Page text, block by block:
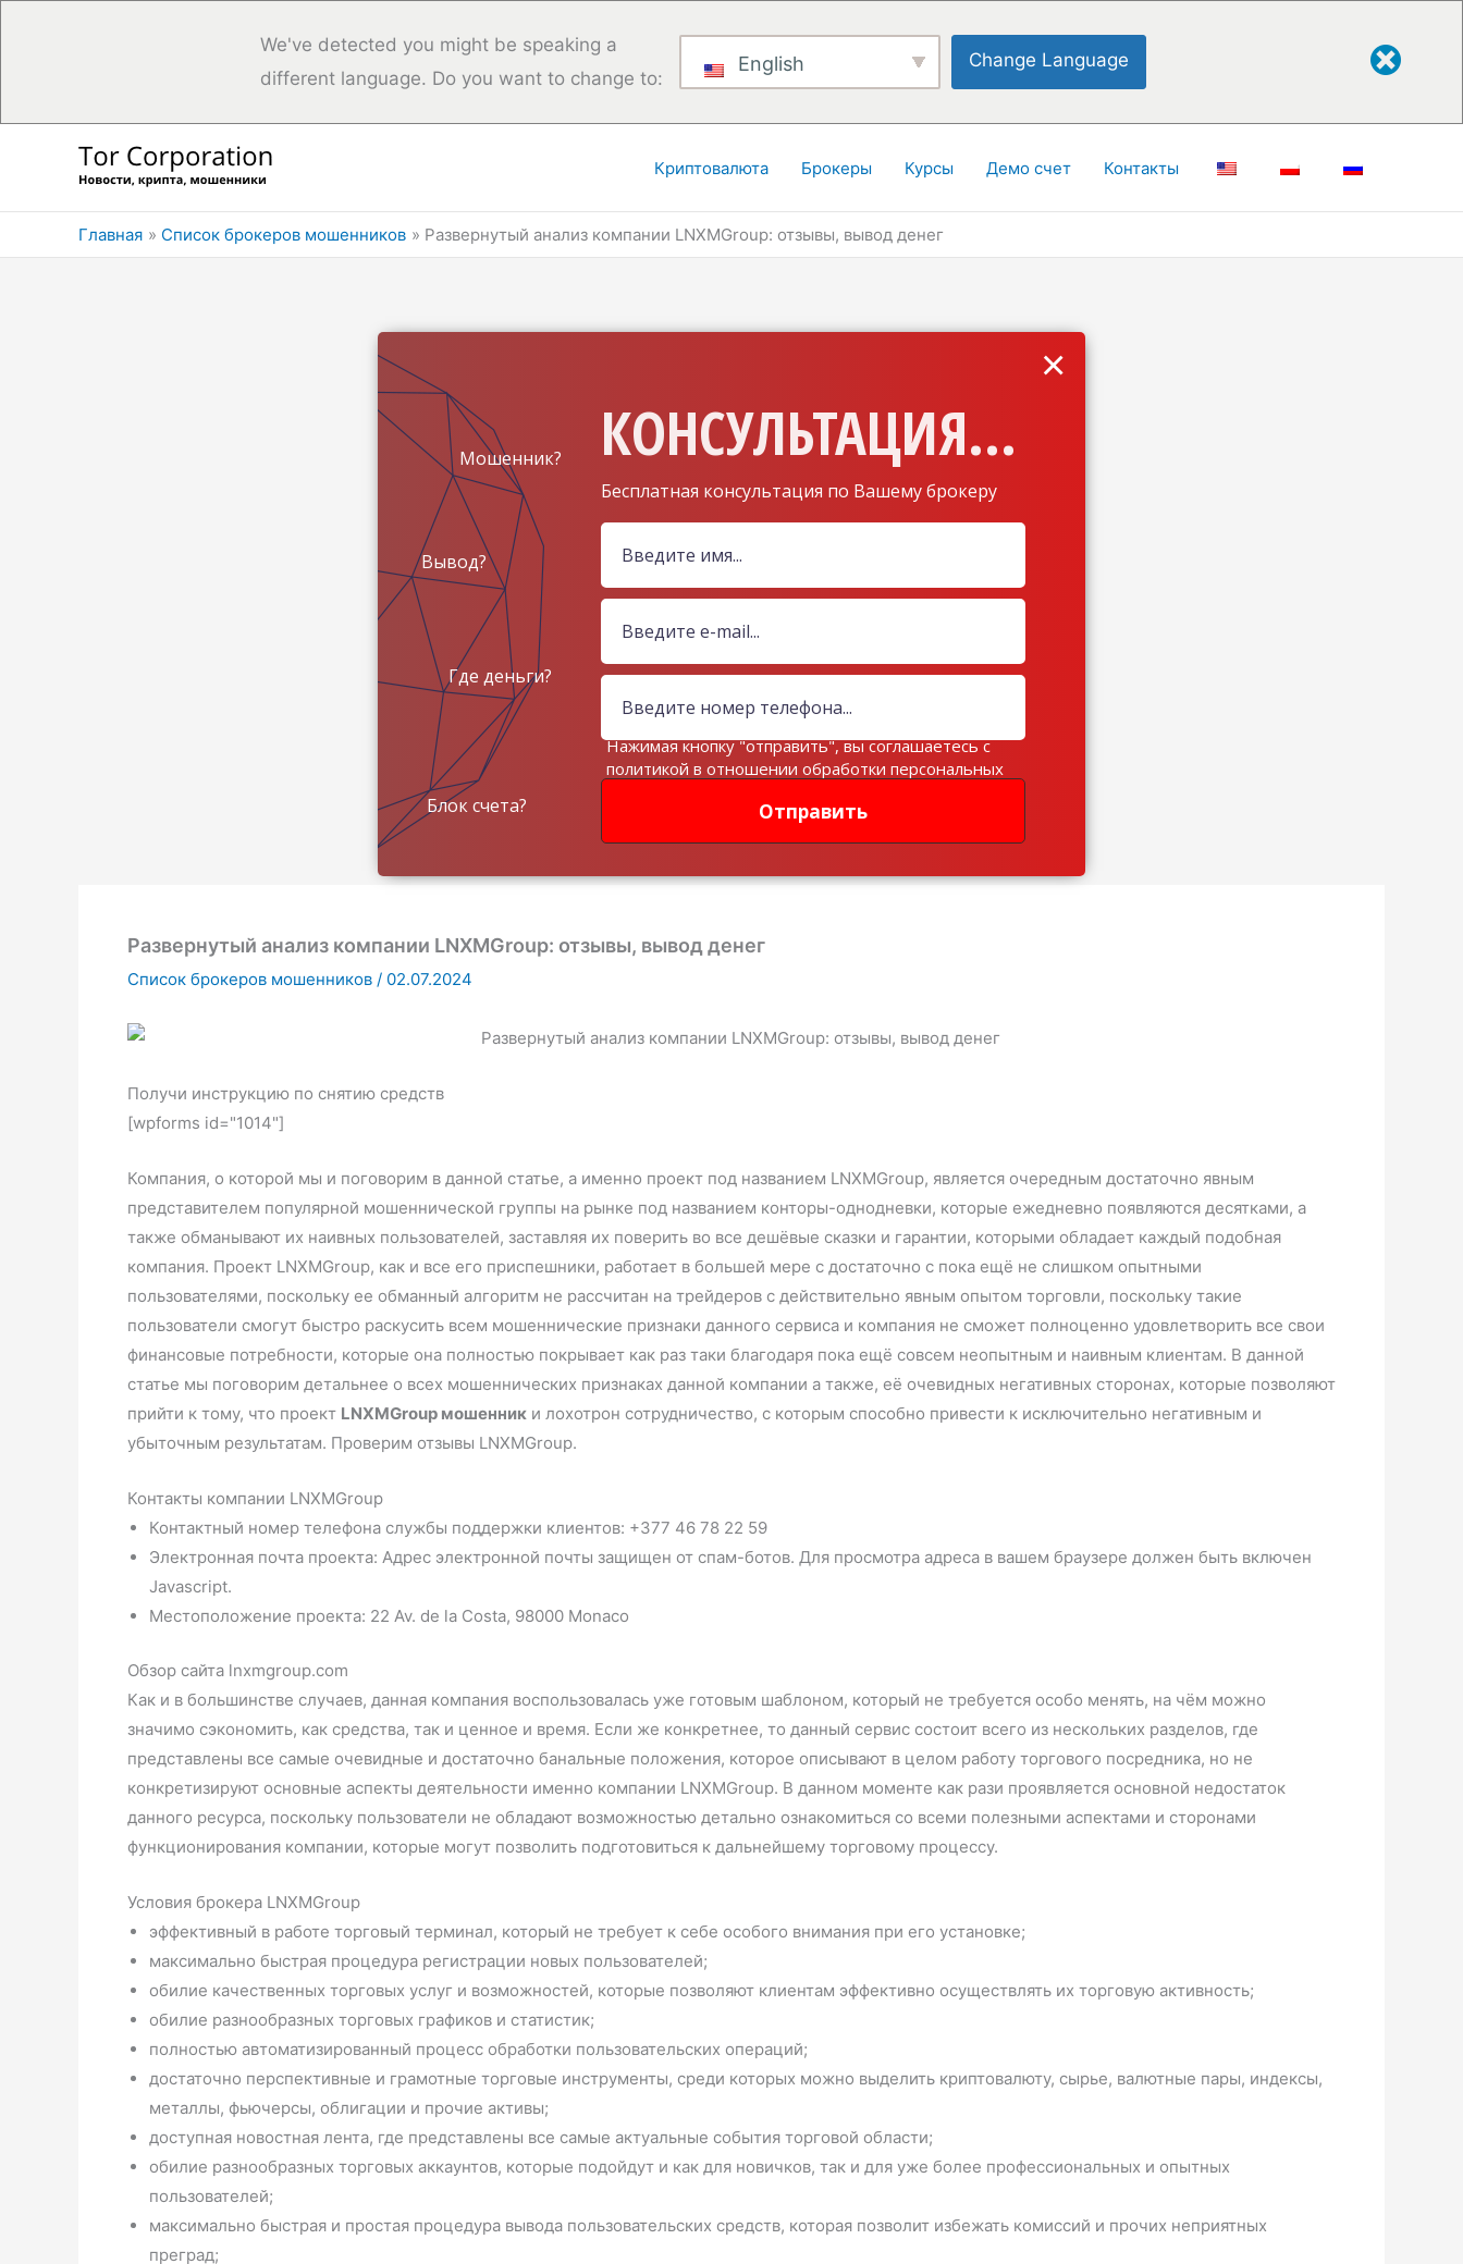
We've detected you might be speaking a
different language. Do you want to change to:
English Change Language
Криптовалюта Брокеры Курсы Демо счет Контакты
Главная Список брокеров мошенников Развернутый анализ компании LNXMGroup: отзывы, вывод денег
КОНСУЛЬТАЦИЯ...
Бесплатная консультация по Вашему брокеру
Мошенник?
Вывод?
Где деньги?
Блок счета? Отправить
×
Нажимая кнопку "отправить", вы соглашаетесь с
политикой в отношении обработки персональных
Развернутый анализ компании LNXMGroup: отзывы, вывод денег
Список брокеров мошенников / 02.07.2024
Получи инструкцию по снятию средств
[wpforms id="1014"]
Компания, о которой мы и поговорим в данной статье, а именно проект под названием LNXMGroup, является очередным достаточно явным
представителем популярной мошеннической группы на рынке под названием конторы-однодневки, которые ежедневно появляются десятками, а
также обманывают их наивных пользователей, заставляя их поверить во все дешёвые сказки и гарантии, которыми обладает каждый подобная
компания. Проект LNXMGroup, как и все его приспешники, работает в большей мере с достаточно с пока ещё не слишком опытными
пользователями, поскольку ее обманный алгоритм не рассчитан на трейдеров с действительно явным опытом торговли, поскольку такие
пользователи смогут быстро раскусить всем мошеннические признаки данного сервиса и компания не сможет полноценно удовлетворить все свои
финансовые потребности, которые она полностью покрывает как раз таки благодаря пока ещё совсем неопытным и наивным клиентам. В данной
статье мы поговорим детальнее о всех мошеннических признаках данной компании а также, её очевидных негативных сторонах, которые позволяют
прийти к тому, что проект LNXMGroup мошенник и лохотрон сотрудничество, с которым способно привести к исключительно негативным и
убыточным результатам. Проверим отзывы LNXMGroup.
Контакты компании LNXMGroup
Контактный номер телефона службы поддержки клиентов: +377 46 78 22 59
Электронная почта проекта: Адрес электронной почты защищен от спам-ботов. Для просмотра адреса в вашем браузере должен быть включен
Javascript.
Местоположение проекта: 22 Av. de la Costa, 98000 Monaco
Обзор сайта lnxmgroup.com
Как и в большинстве случаев, данная компания воспользовалась уже готовым шаблоном, который не требуется особо менять, на чём можно
значимо сэкономить, как средства, так и ценное и время. Если же конкретнее, то данный сервис состоит всего из нескольких разделов, где
представлены все самые очевидные и достаточно банальные положения, которое описывают в целом работу торгового посредника, но не
конкретизируют основные аспекты деятельности именно компании LNXMGroup. В данном моменте как рази проявляется основной недостаток
данного ресурса, поскольку пользователи не обладают возможностью детально ознакомиться со всеми полезными аспектами и сторонами
функционирования компании, которые могут позволить подготовиться к дальнейшему торговому процессу.
Условия брокера LNXMGroup
эффективный в работе торговый терминал, который не требует к себе особого внимания при его установке;
максимально быстрая процедура регистрации новых пользователей;
обилие качественных торговых услуг и возможностей, которые позволяют клиентам эффективно осуществлять их торговую активность;
обилие разнообразных торговых графиков и статистик;
полностью автоматизированный процесс обработки пользовательских операций;
достаточно перспективные и грамотные торговые инструменты, среди которых можно выделить криптовалюту, сырье, валютные пары, индексы,
металлы, фьючерсы, облигации и прочие активы;
доступная новостная лента, где представлены все самые актуальные события торговой области;
обилие разнообразных торговых аккаунтов, которые подойдут и как для новичков, так и для уже более профессиональных и опытных
пользователей;
максимально быстрая и простая процедура вывода пользовательских средств, которая позволит избежать комиссий и прочих неприятных
преград;